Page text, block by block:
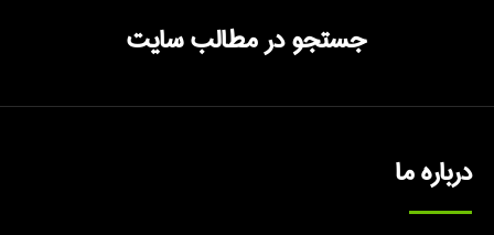
جستجو در مطالب سایت
درباره ما